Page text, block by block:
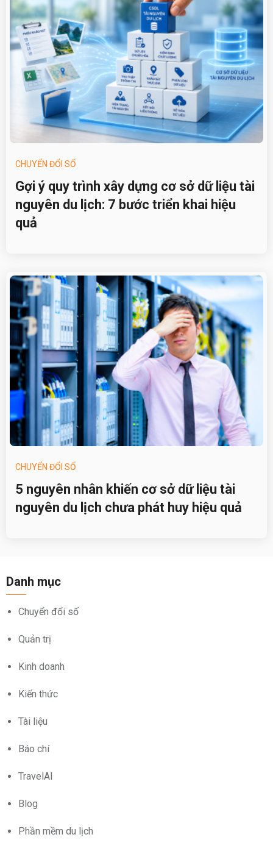
CHUYỂN ĐỔI SỐ
Gợi ý quy trình xây dựng cơ sở dữ liệu tài
nguyên du lịch: 7 bước triển khai hiệu
quả
CHUYỂN ĐỔI SỐ
5 nguyên nhân khiến cơ sở dữ liệu tài
nguyên du lịch chưa phát huy hiệu quả
Danh mục
Chuyển đổi số
Quản trị
Kinh doanh
Kiến thức
Tài liệu
Báo chí
TravelAI
Blog
Phần mềm du lịch